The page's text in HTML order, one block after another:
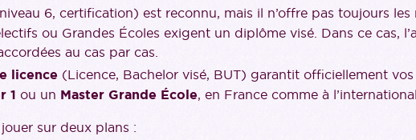
6, certification) est reconnu, mais il n’offre pas toujours les
ou Grandes Écoles exigent un diplôme visé. Dans ce cas,
au cas par cas.
licence (Licence, Bachelor visé, BUT) garantit officiellement
1 ou un Master Grande École, en France comme à
sur deux plans :